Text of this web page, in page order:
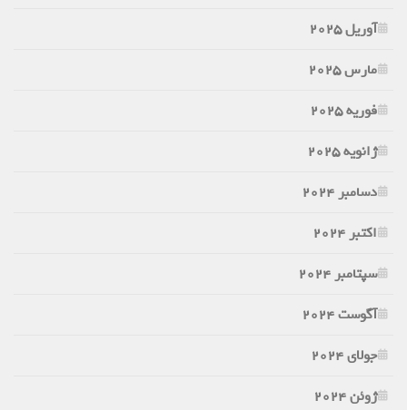
آوریل 2025
مارس 2025
فوریه 2025
ژانویه 2025
دسامبر 2024
اکتبر 2024
سپتامبر 2024
آگوست 2024
جولای 2024
ژوئن 2024